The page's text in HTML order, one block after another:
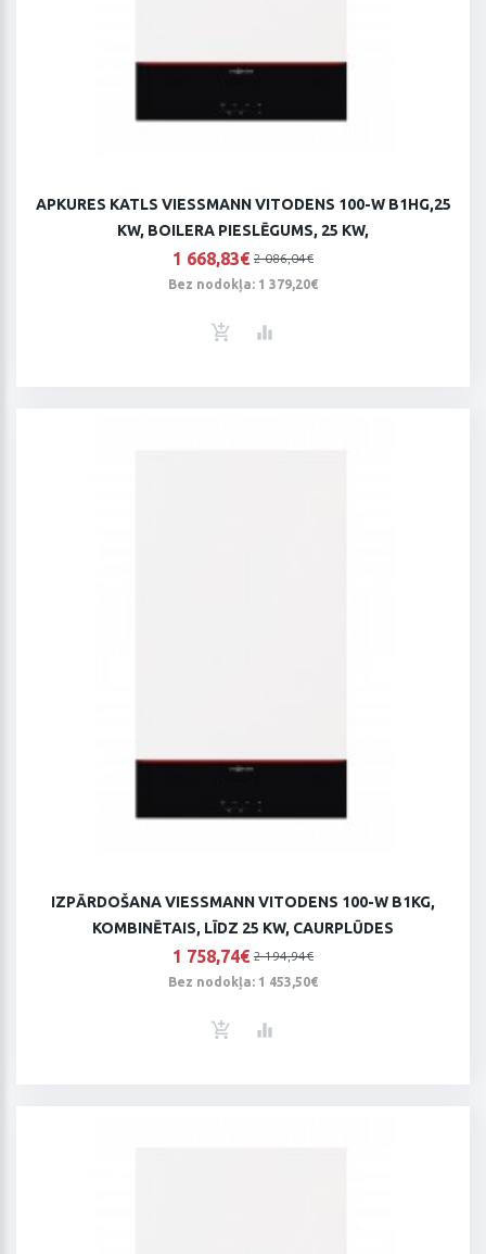
APKURES KATLS VIESSMANN VITODENS 100-W B1HG,25
KW, BOILERA PIESLĒGUMS, 25 KW,
1 668,83€ 2 086,04€
Bez nodokļa: 1 379,20€
IZPĀRDOŠANA VIESSMANN VITODENS 100-W B1KG,
KOMBINĒTAIS, LĪDZ 25 KW, CAURPLŪDES
1 758,74€ 2 194,94€
Bez nodokļa: 1 453,50€